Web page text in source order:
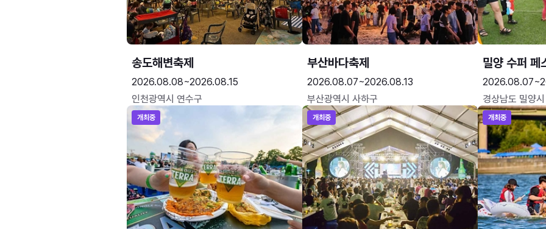
송도해변축제
2026.08.08~2026.08.15
인천광역시 연수구
부산바다축제
2026.08.07~2026.08.13
부산광역시 사하구
밀양 수퍼 페
경상남도 밀양시
개최중 개최중 개최중